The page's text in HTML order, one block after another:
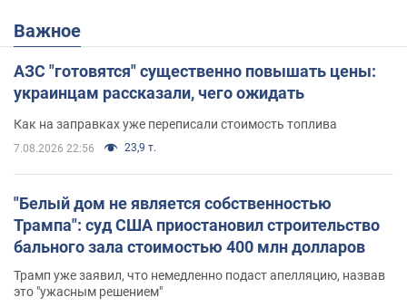
Важное
АЗС "готовятся" существенно повышать цены:
украинцам рассказали, чего ожидать
Как на заправках уже переписали стоимость топлива
7.08.2026 22:56 23,9 т.
"Белый дом не является собственностью
Трампа": суд США приостановил строительство
бального зала стоимостью 400 млн долларов
Трамп уже заявил, что немедленно подаст апелляцию, назвав
это "ужасным решением"